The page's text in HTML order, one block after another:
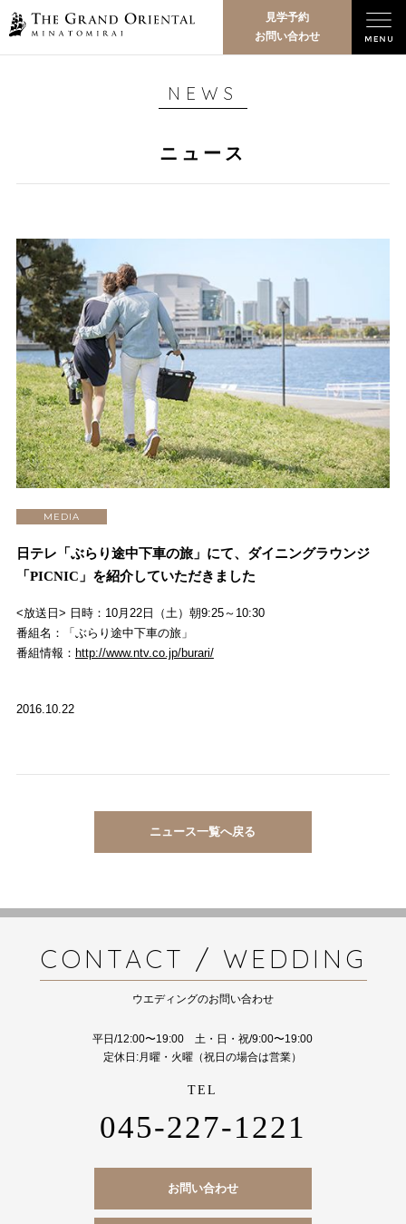
NEWS
ニュース
見学予約
お問い合わせ
MEDIA
日テレ「ぶらり途中下車の旅」にて、ダイニングラウンジ
「PICNIC」を紹介していただきました
<放送日> 日時：10月22日（土）朝9:25～10:30
番組名：「ぶらり途中下車の旅」
番組情報： http://www.ntv.co.jp/burari/
2016.10.22
ニュース一覧へ戻る
CONTACT / WEDDING
ウエディングのお問い合わせ
平日/12:00〜19:00 土・日・祝/9:00〜19:00
定休日:月曜・火曜（祝日の場合は営業）
045-227-1221
お問い合わせ